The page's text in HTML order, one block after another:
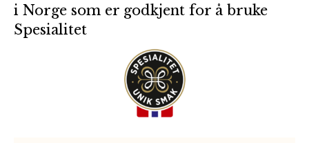
i Norge som er godkjent for å bruke
Spesialitet